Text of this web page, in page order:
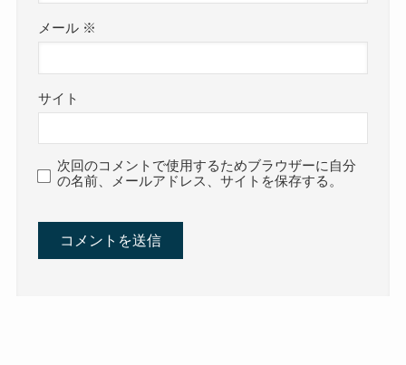
メール ※
サイト
次回のコメントで使用するためブラウザーに自分
の名前、メールアドレス、サイトを保存する。